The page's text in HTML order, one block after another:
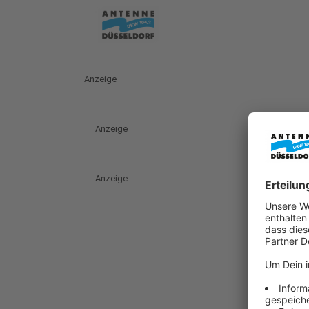
Anzeige
Anzeige
Anzeige